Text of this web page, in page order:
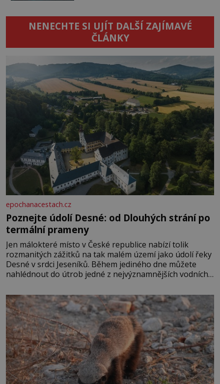
NENECHTE SI UJÍT DALŠÍ ZAJÍMAVÉ
ČLÁNKY
epochanacestach.cz
Poznejte údolí Desné: od Dlouhých strání po
termální prameny
Jen málokteré místo v České republice nabízí tolik
rozmanitých zážitků na tak malém území jako údolí řeky
Desné v srdci Jeseníků. Během jediného dne můžete
nahlédnout do útrob jedné z nejvýznamnějších vodních
se na koloběžce a den zakončit poznáváním památek ve
Velkých Losinách nebo v termálním